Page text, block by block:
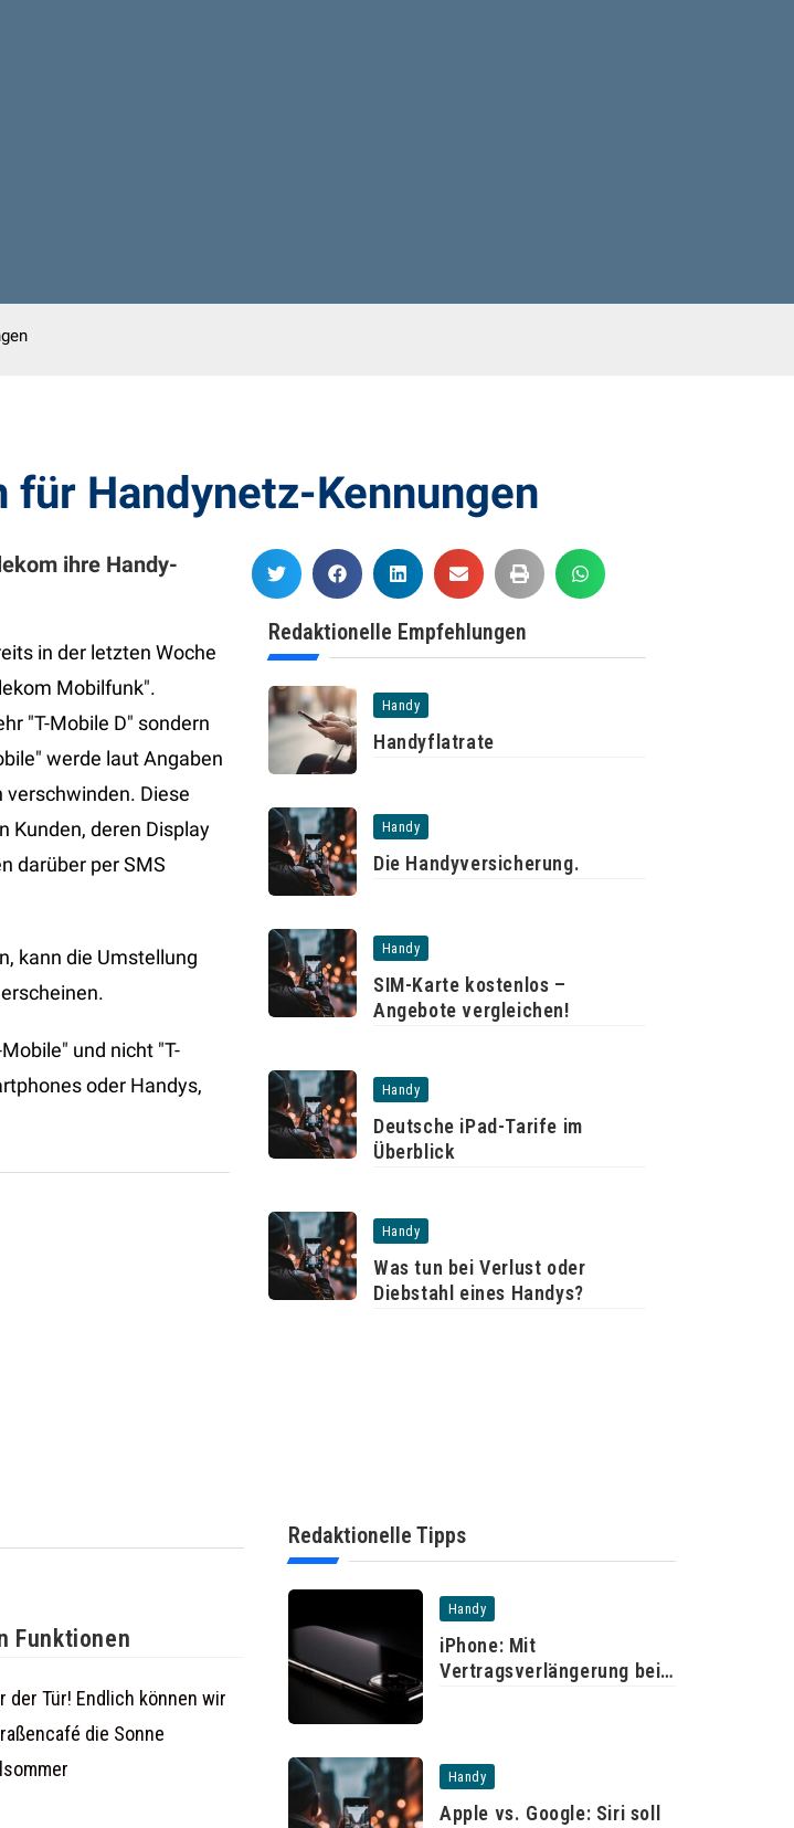
Handynetz-Kennungen
ihre Handy-
in der letzten Woche
Mobilfunk".
"T-Mobile D" sondern
werde laut Angaben
verschwinden. Diese
Kunden, deren Display
darüber per SMS
kann die Umstellung
und nicht "T-
oder Handys,
Redaktionelle Empfehlungen
Handy
Handyflatrate
Handy
Die Handyversicherung.
Handy
SIM-Karte kostenlos –
Angebote vergleichen!
Handy
Deutsche iPad-Tarife im
Überblick
Handy
Was tun bei Verlust oder
Diebstahl eines Handys?
Funktionen
der Tür! Endlich können wir
die Sonne
Redaktionelle Tipps
Handy
iPhone: Mit
Vertragsverlängerung bei
Handy
Apple vs. Google: Siri soll